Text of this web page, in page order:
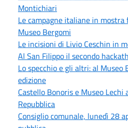
Montichiari
Le campagne italiane in
Museo Bergomi
Le incisioni di Livio Ceschin in
Al San Filippo il secondo
Lo specchio e gli altri: al Museo
edizione
Castello Bonoris e Museo
Repubblica
Consiglio comunale, lunedì 28